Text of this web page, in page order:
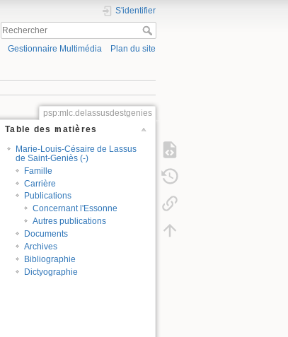
S'identifier
Gestionnaire Multimédia Plan du site
psp:mlc.delassusdestgenies
Table des matières
Marie-Louis-Césaire de Lassus
de Saint-Geniès (-)
Famille
Carrière
Publications
Concernant l'Essonne
Autres publications
Documents
Archives
Bibliographie
Dictyographie